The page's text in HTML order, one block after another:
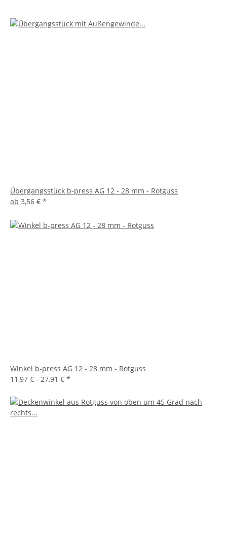
Übergangsstück b-press AG 12 - 28 mm - Rotguss
ab 3,56 € *
Winkel b-press AG 12 - 28 mm - Rotguss
11,97 € - 27,91 € *